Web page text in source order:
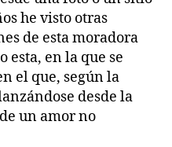
he visto otras
de esta moradora
esta, en la que se
el que, según la
desde la
un amor no